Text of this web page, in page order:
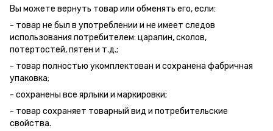
Вы можете вернуть товар или обменять его, если:
- товар не был в употреблении и не имеет следов
использования потребителем: царапин, сколов,
потертостей, пятен и т.д.;
- товар полностью укомплектован и сохранена фабричная
упаковка;
- сохранены все ярлыки и маркировки;
- товар сохраняет товарный вид и потребительские
свойства.